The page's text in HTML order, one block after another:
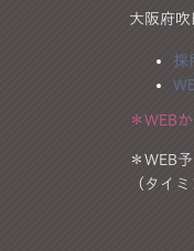
大阪府
採
＊WEB
＊WEB
（タイ